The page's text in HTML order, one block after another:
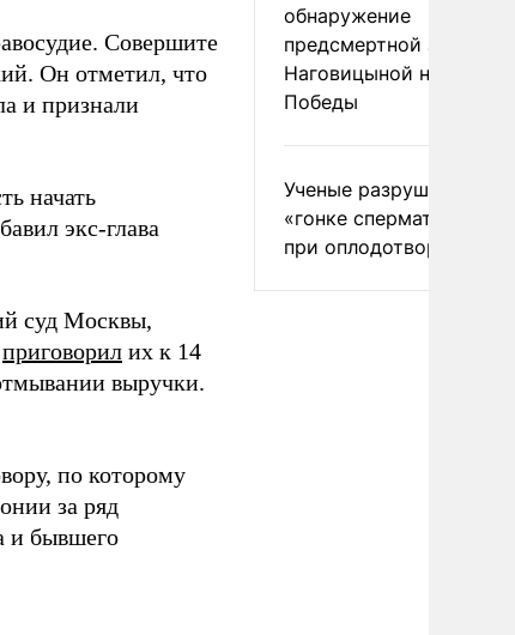
Совершите
Он отметил, что
и признали
начать
экс-глава
суд Москвы,
приговорил их к 14
выручки.
по которому
за ряд
и бывшего
обнаружение
предсмертной записки
Наговицыной на пике
Победы
Ученые разрушили миф
«гонке
при оплодотворении